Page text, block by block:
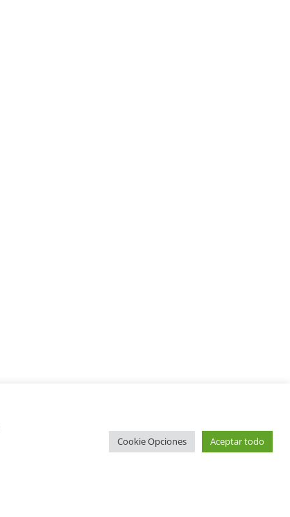
Cookie Opciones Aceptar todo